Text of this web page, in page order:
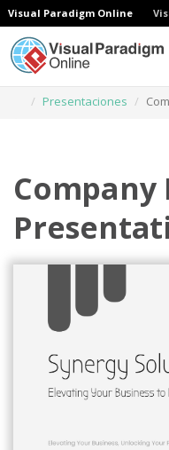
Visual Paradigm Online
Presentaciones